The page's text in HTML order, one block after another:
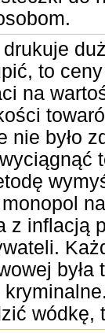
to
na
nie było
z inflacją
była
wódkę,